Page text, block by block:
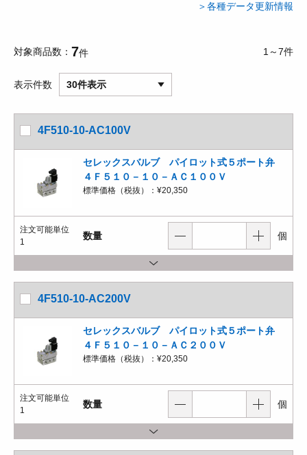
＞各種データ更新情報
対象商品数 7件 1～7件
表示件数 30件表示
4F510-10-AC100V
セレックスバルブ パイロット式５ポート弁
４Ｆ５１０－１０－ＡＣ１００Ｖ
標準価格（税抜）： ¥20,350
注文可能単位
1
数量 個
4F510-10-AC200V
セレックスバルブ パイロット式５ポート弁
４Ｆ５１０－１０－ＡＣ２００Ｖ
標準価格（税抜）： ¥20,350
注文可能単位
1
数量 個